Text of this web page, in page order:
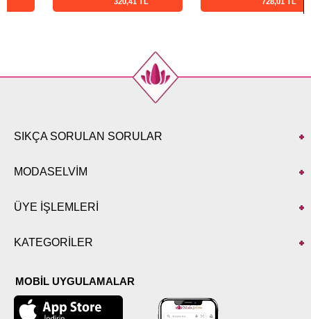
SIKÇA SORULAN SORULAR
MODASELVİM
ÜYE İŞLEMLERİ
KATEGORİLER
MOBİL UYGULAMALAR